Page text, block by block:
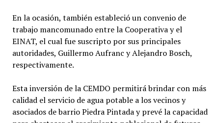
En la ocasión, también estableció un convenio de
trabajo mancomunado entre la Cooperativa y el
EINAT, el cual fue suscripto por sus principales
autoridades, Guillermo Aufranc y Alejandro Bosch,
respectivamente.
Esta inversión de la CEMDO permitirá brindar con más
calidad el servicio de agua potable a los vecinos y
asociados de barrio Piedra Pintada y prevé la capacidad